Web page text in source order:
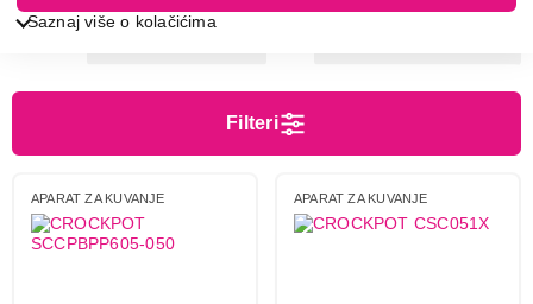
Saznaj više o kolačićima
Cena od Cena do
Filteri
APARAT ZA KUVANJE APARAT ZA KUVANJE